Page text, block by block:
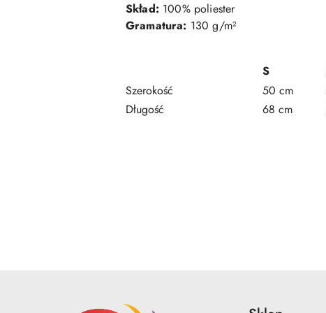
Skład: 100% poliester
Gramatura: 130 g/m²
S
Szerokość
50 cm
Długość
68 cm